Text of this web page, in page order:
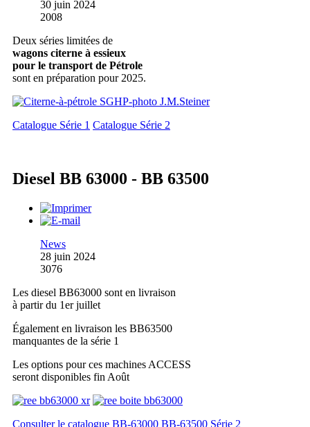
30 juin 2024
2008
Deux séries limitées de
wagons citerne à essieux
pour le transport de Pétrole
sont en préparation pour 2025.
Catalogue Série 1 Catalogue Série 2
Diesel BB 63000 - BB 63500
News
28 juin 2024
3076
Les diesel BB63000 sont en livraison
à partir du 1er juillet
Également en livraison les BB63500
manquantes de la série 1
Les options pour ces machines ACCESS
seront disponibles fin Août
Consulter le catalogue BB-63000 BB-63500 Série 2